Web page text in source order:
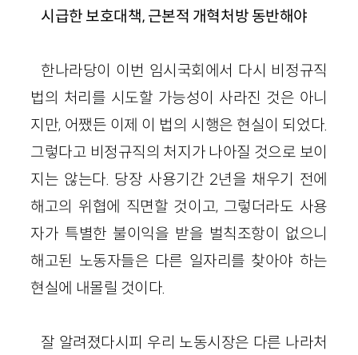
시급한 보호대책, 근본적 개혁처방 동반해야
한나라당이 이번 임시국회에서 다시 비정규직
법의 처리를 시도할 가능성이 사라진 것은 아니
지만, 어쨌든 이제 이 법의 시행은 현실이 되었다.
그렇다고 비정규직의 처지가 나아질 것으로 보이
지는 않는다. 당장 사용기간 2년을 채우기 전에
해고의 위협에 직면할 것이고, 그렇더라도 사용
자가 특별한 불이익을 받을 벌칙조항이 없으니
해고된 노동자들은 다른 일자리를 찾아야 하는
현실에 내몰릴 것이다.
잘 알려졌다시피 우리 노동시장은 다른 나라처